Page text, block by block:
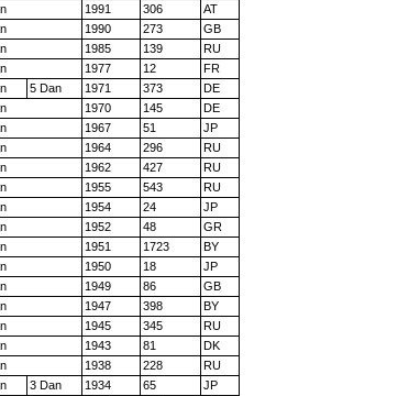
1991 306
AT
1990 273
GB
1985 139
RU
1977 12
FR
5 Dan 1971 373
DE
1970 145
DE
1967 51
JP
1964 296
RU
1962 427
RU
1955 543
RU
1954 24
JP
1952 48
GR
1951 1723
BY
1950 18
JP
1949 86
GB
1947 398
BY
1945 345
RU
1943 81
DK
1938 228
RU
3 Dan 1934 65
JP